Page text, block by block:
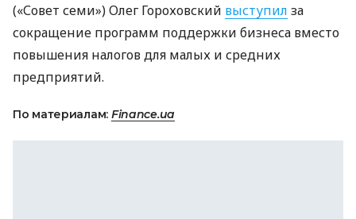
(«Совет семи») Олег Гороховский выступил за
сокращение программ поддержки бизнеса вместо
повышения налогов для малых и средних
предприятий.
По материалам: Finance.ua